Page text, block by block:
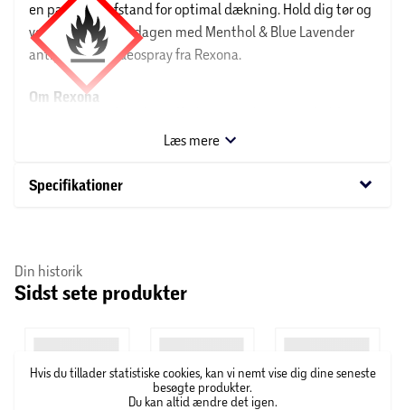
en passende afstand for optimal dækning. Hold dig tør og
velduftende hele dagen med Menthol & Blue Lavender
antiperspirant deospray fra Rexona.
Om Rexona
Rexona blev grundlagt i Australien i 1908 af Alice Sheffer.
produkter, der kombinerede pleje og velduft. Rexona
under tryk. Kan sprænges ved opvarmning.
Opbevares utilgængeligt for børn. P210: Holdes væk fra
sollys. Må ikke udsættes for temperatur, som overstiger 50 °
C / 122 ° F.
Læs mere
Specifikationer keyboard_arrow_down
Din historik
Sidst sete produkter
Hvis du tillader statistiske cookies, kan vi nemt vise dig dine seneste
besøgte produkter.
Du kan altid ændre det igen.